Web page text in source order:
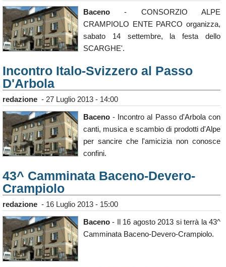
Baceno - CONSORZIO ALPE
CRAMPIOLO ENTE PARCO organizza,
sabato 14 settembre, la festa dello
SCARGHE'.
Incontro Italo-Svizzero al Passo
D'Arbola
redazione - 27 Luglio 2013 - 14:00
Baceno - Incontro al Passo d'Arbola con
canti, musica e scambio di prodotti d'Alpe
per sancire che l'amicizia non conosce
confini.
43^ Camminata Baceno-Devero-
Crampiolo
redazione - 16 Luglio 2013 - 15:00
Baceno - Il 16 agosto 2013 si terrà la 43^
Camminata Baceno-Devero-Crampiolo.